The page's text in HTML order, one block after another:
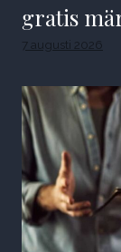
gratis
7 augusti 2026